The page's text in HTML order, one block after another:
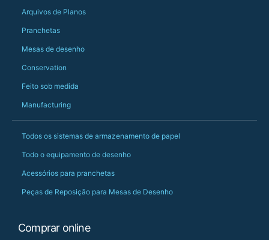
Arquivos de Planos
Pranchetas
Mesas de desenho
Conservation
Feito sob medida
Manufacturing
Todos os sistemas de armazenamento de papel
Todo o equipamento de desenho
Acessórios para pranchetas
Peças de Reposição para Mesas de Desenho
Comprar online